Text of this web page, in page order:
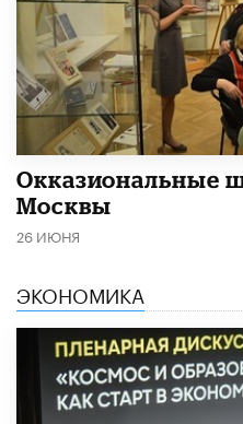
​Окказиональные
Москвы
26 ИЮНЯ
ЭКОНОМИКА